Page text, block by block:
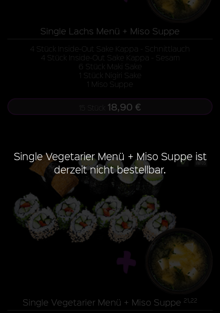
Single Lachs Menü + Miso Suppe
4 Stück Inside-Out Sake Kappa - Schnittlauch
4 Stück Inside-Out Sake Kappa - Sesam
6 Stück Maki Sake
1 Stück Nigiri Sake
1 Miso Suppe
15 Stück 18,90 €
Single Vegetarier Menü + Miso Suppe ist
derzeit nicht bestellbar.
Single Vegetarier Menü + Miso Suppe 21,22